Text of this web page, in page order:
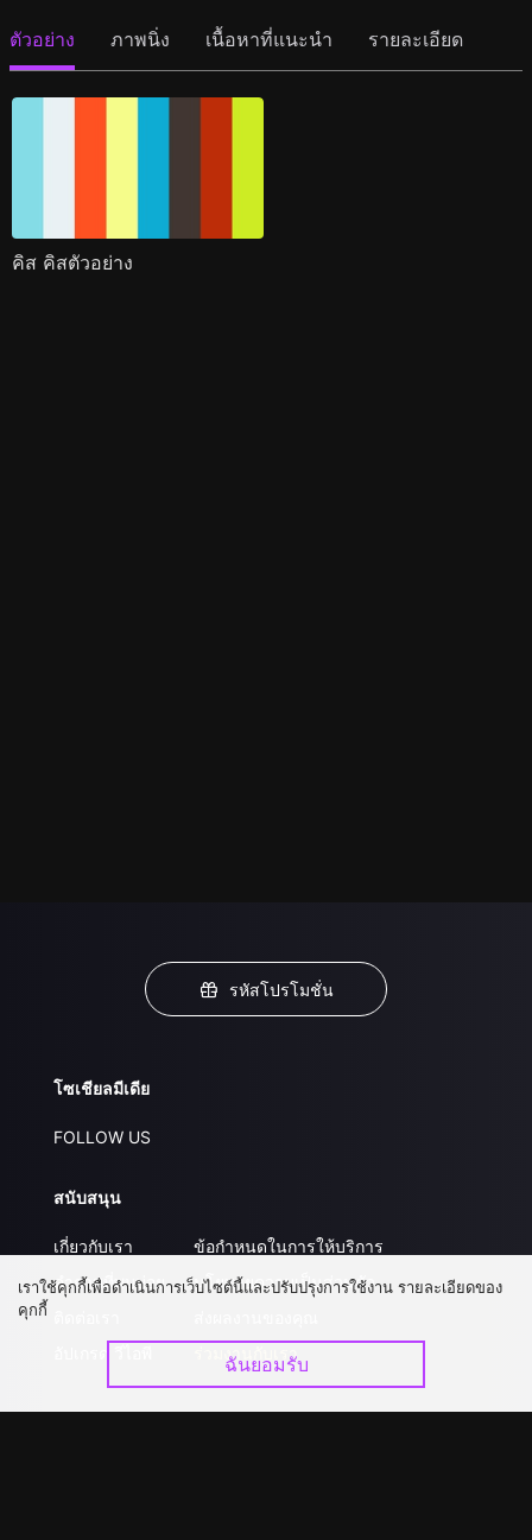
ตัวอย่าง ภาพนิ่ง เนื้อหาที่แนะนำ รายละเอียด
คิส คิสตัวอย่าง
รหัสโปรโมชั่น
โซเชียลมีเดีย
FOLLOW US
สนับสนุน
เกี่ยวกับเรา
คำถามที่พบบ่อย
ข้อกำหนดในการให้บริการ
นโยบายความเป็นส่วนตัว
ร่วมงานกับเรา
เราใช้คุกกี้เพื่อดำเนินการเว็บไซต์นี้และปรับปรุงการใช้งาน รายละเอียดของ
คุกกี้
ฉันยอมรับ